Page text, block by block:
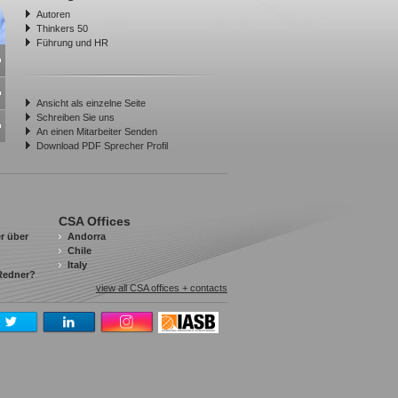
Autoren
Thinkers 50
Führung und HR
Ansicht als einzelne Seite
Schreiben Sie uns
An einen Mitarbeiter Senden
Download PDF Sprecher Profil
über
CSA Offices
Andorra
Chile
Italy
view all CSA offices + contacts